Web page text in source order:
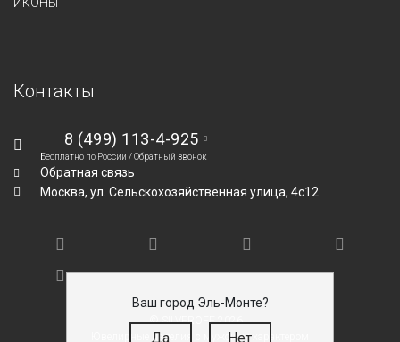
Ваш город Эль-Монте?
Да Нет
Контакты
8 (499) 113-4-925
Бесплатно по России /Обратный звонок
Обратная связь
Москва, ул. Сельскохозяйственная улица, 4с12
© SILVEROFF 2026
Ювелирные изделия с мужским характером